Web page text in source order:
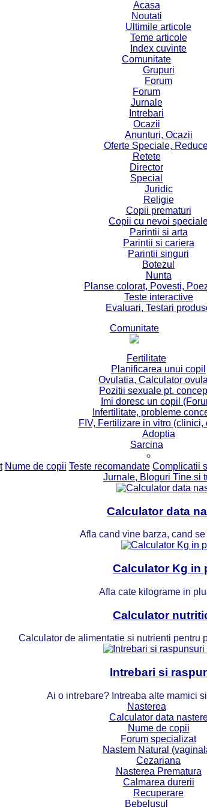
Acasa
Noutati
Ultimile articole
Teme articole
Index cuvinte
Comunitate
Grupuri
Forum
Forum
Jurnale
Intrebari
Ocazii
Anunturi, Ocazii
Oferte Speciale,
Retete
Director
Special
Juridic
Religie
Copii prematuri
Copii cu nevoi
Parintii si arta
Parintii si cariera
Parintii singuri
Botezul
Nunta
Planse colorat, Povesti,
Teste interactive
Evaluari, Testari
Comunitate
Fertilitate
Planificarea unui copil
Ovulatia, Calculator
Pozitii sexuale pt.
Imi doresc un copil
Infertilitate, probleme
FIV, Fertilizare in vitro (clinici,
Adoptia
Sarcina
Nume de copii Teste recomandate Complicatii
Jurnale, Bloguri Tine si
Calculator data
Afla cand vine barza, cand se
Calculator Kg in
Afla cate kilograme in
Calculator
Calculator de alimentatie si nutrienti pentru
Intrebari si
Ai o intrebare? Intreaba alte mamici
Nasterea
Calculator data
Nume de copii
Forum specializat
Nastem Natural
Cezariana
Nasterea Prematura
Calmarea durerii
Recuperare
Bebelusul